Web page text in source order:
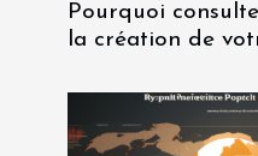
Pourquoi
la création de